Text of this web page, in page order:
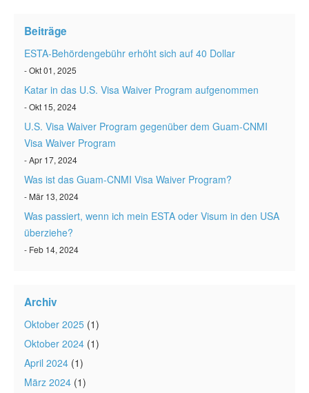
ESTA Artikel
Kontakt
Beiträge
ESTA-Behördengebühr erhöht sich auf 40 Dollar
- Okt 01, 2025
Katar in das U.S. Visa Waiver Program aufgenommen
- Okt 15, 2024
U.S. Visa Waiver Program gegenüber dem Guam-CNMI
Visa Waiver Program
- Apr 17, 2024
Was ist das Guam-CNMI Visa Waiver Program?
- Mär 13, 2024
Was passiert, wenn ich mein ESTA oder Visum in den USA
überziehe?
- Feb 14, 2024
Archiv
Oktober 2025 (1)
Oktober 2024 (1)
April 2024 (1)
März 2024 (1)